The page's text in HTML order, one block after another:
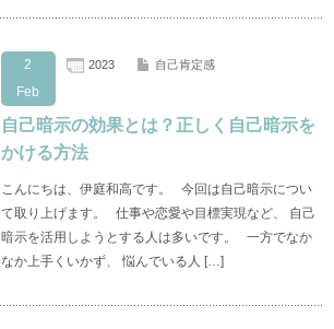
2
Feb
2023 自己肯定感
自己暗示の効果とは？正しく自己暗示を
かける方法
こんにちは、伊庭和高です。 今回は自己暗示につい
て取り上げます。 仕事や恋愛や目標実現など、 自己
暗示を活用しようとする人は多いです。 一方でなか
なか上手くいかず、 悩んでいる人 […]